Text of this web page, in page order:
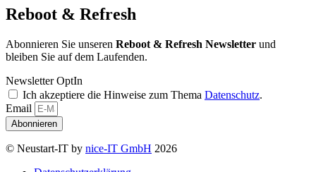
Reboot & Refresh
Abonnieren Sie unseren Reboot & Refresh Newsletter und
bleiben Sie auf dem Laufenden.
Newsletter OptIn
Ich akzeptiere die Hinweise zum Thema Datenschutz.
Email
Abonnieren
© Neustart-IT by nice-IT GmbH 2026